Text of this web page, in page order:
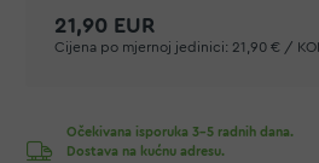
21,90 EUR
Cijena po mjernoj jedinici: 21,90 € /
Očekivana isporuka 3-5 radnih dana.
Dostava na kućnu adresu.